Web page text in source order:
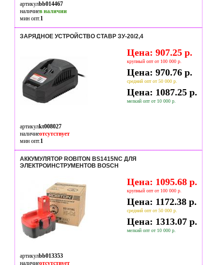
артикулbb014467
наличиев наличии
мин опт.1
ЗАРЯДНОЕ УСТРОЙСТВО СТАВР ЗУ-20/2,4
Цена: 907.25 р.
крупный опт от 100 000 р.
Цена: 970.76 р.
средний опт от 50 000 р.
Цена: 1087.25 р.
мелкий опт от 10 000 р.
артикулkt008027
наличиеотсутствует
мин опт.1
АККУМУЛЯТОР ROBITON BS1415NC ДЛЯ
ЭЛЕКТРОИНСТРУМЕНТОВ BOSCH
Цена: 1095.68 р.
крупный опт от 100 000 р.
Цена: 1172.38 р.
средний опт от 50 000 р.
Цена: 1313.07 р.
мелкий опт от 10 000 р.
артикулbb013353
наличиеотсутствует